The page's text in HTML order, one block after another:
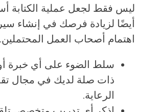
ليس فقط لجعل عملية الكتابة
أيضًا لزيادة فرصك في إنشاء سيرة
اهتمام أصحاب العمل المحتملين.
سلط الضوء على أي خبرة
ذات صلة لديك في مجال
الرعاية.